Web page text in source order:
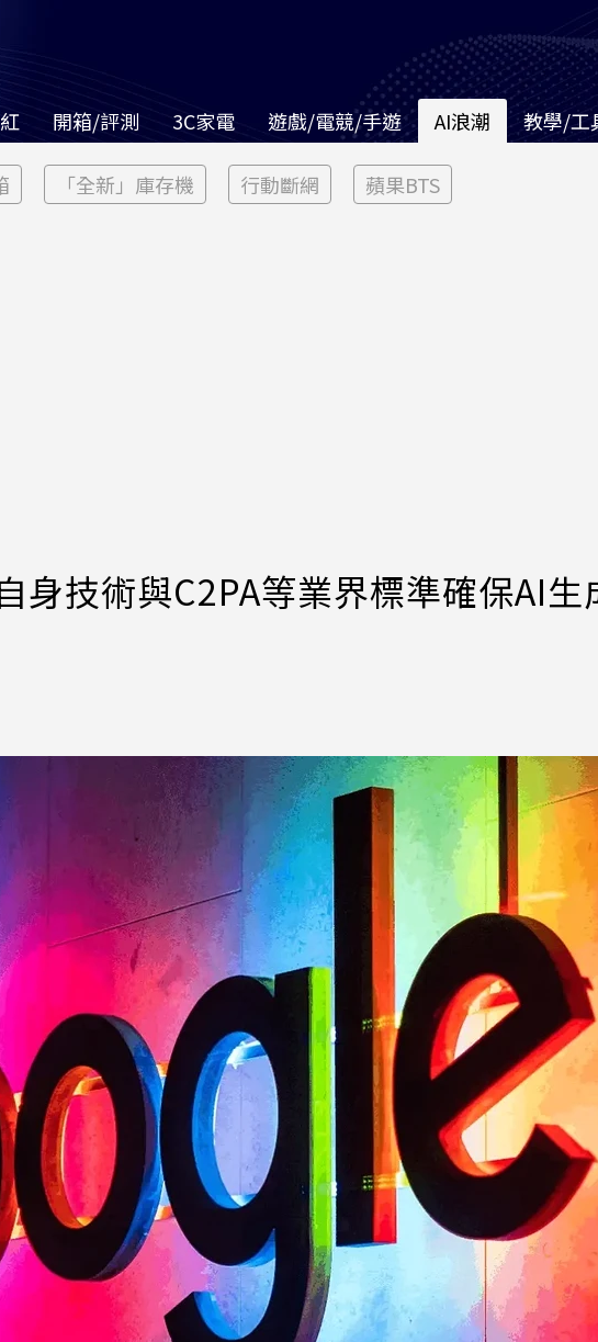
開箱/評測 3C家電 遊戲/電競/手遊 AI浪潮 教學/工
「全新」庫存機 行動斷網 蘋果BTS
身技術與C2PA等業界標準確保AI生